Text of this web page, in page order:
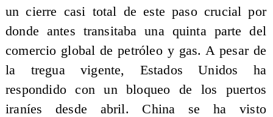
un cierre casi total de este paso crucial por
donde antes transitaba una quinta parte del
comercio global de petróleo y gas. A pesar de
la tregua vigente, Estados Unidos ha
respondido con un bloqueo de los puertos
iraníes desde abril. China se ha visto